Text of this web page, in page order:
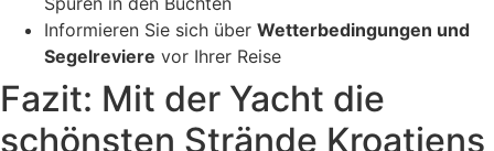
Informieren Sie sich über Wetterbedingungen und
Segelreviere vor Ihrer Reise
Fazit: Mit der Yacht die
schönsten Strände Kroatiens